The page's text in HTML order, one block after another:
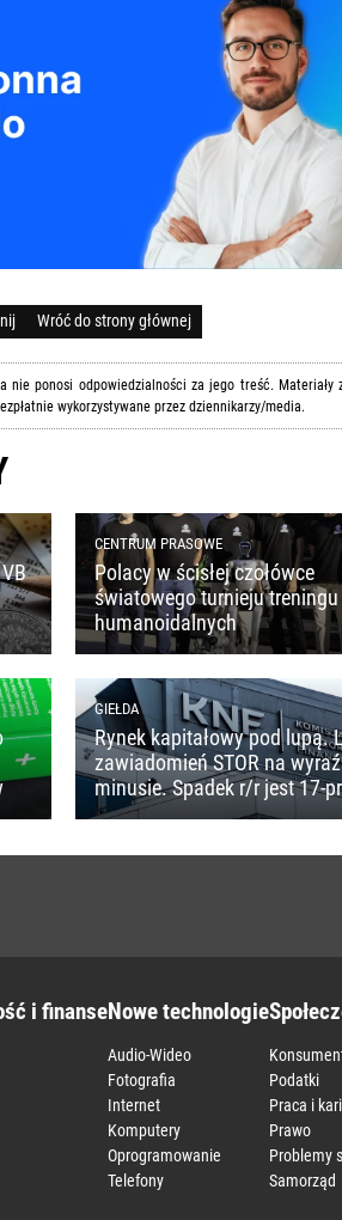
Wróć do strony głównej
nie ponosi odpowiedzialności za jego treść. Materiały
wykorzystywane przez dziennikarzy/media.
CENTRUM PRASOWE
Polacy w ścisłej czołówce
światowego turnieju
humanoidalnych
GIEŁDA
Rynek kapitałowy pod lupą.
zawiadomień STOR na
minusie. Spadek r/r jest 17-
i finanseNowe technologie
Audio-Wideo
Fotografia
Internet
Komputery
Oprogramowanie
Telefony
Podatki
Praca i
Prawo
Problemy
Samorząd